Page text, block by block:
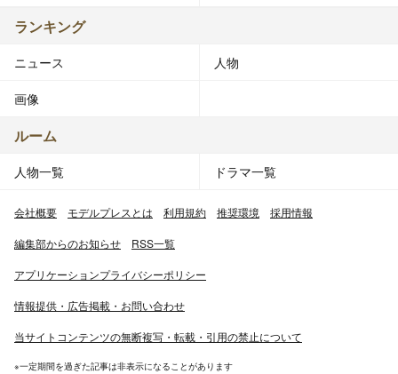
ランキング
ニュース 人物
画像
ルーム
人物一覧 ドラマ一覧
会社概要 モデルプレスとは 利用規約 推奨環境 採用情報
編集部からのお知らせ RSS一覧
アプリケーションプライバシーポリシー
情報提供・広告掲載・お問い合わせ
当サイトコンテンツの無断複写・転載・引用の禁止について
※一定期間を過ぎた記事は非表示になることがあります